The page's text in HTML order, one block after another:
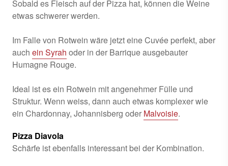
Sobald es Fleisch auf der Pizza hat, können die Weine
etwas schwerer werden.
Im Falle von Rotwein wäre jetzt eine Cuvée perfekt, aber
auch ein Syrah oder in der Barrique ausgebauter
Humagne Rouge.
Ideal ist es ein Rotwein mit angenehmer Fülle und
Struktur. Wenn weiss, dann auch etwas komplexer wie
ein Chardonnay, Johannisberg oder Malvoisie.
Pizza Diavola
Schärfe ist ebenfalls interessant bei der Kombination.